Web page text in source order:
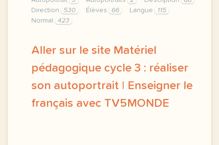
Direction
530 Élèves 66 Langue
115
Normal
423
Aller sur le site Matériel
pédagogique cycle 3 : réaliser
son autoportrait | Enseigner le
français avec TV5MONDE